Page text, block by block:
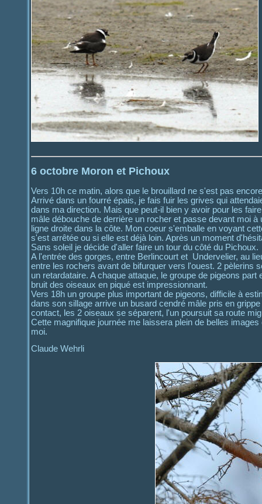
6 octobre Moron et Pichoux
Vers 10h ce matin, alors que le brouillard ne s'est pas
Arrivé dans un fourré épais, je fais fuir les grives qui
dans ma direction. Mais que peut-il bien y avoir pour les
mâle débouche de derrière un rocher et passe devant moi
ligne droite dans la côte. Mon coeur s'emballe en voyant
s'est arrêtée ou si elle est déjà loin. Après un moment
Sans soleil je décide d'aller faire un tour du côté du Pichoux.
A l'entrée des gorges, entre Berlincourt et Undervelier, au
entre les rochers avant de bifurquer vers l'ouest. 2 pèlerins
un retardataire. A chaque attaque, le groupe de pigeons
bruit des oiseaux en piqué est impressionnant.
Vers 18h un groupe plus important de pigeons, difficile à
dans son sillage arrive un busard cendré mâle pris en
contact, les 2 oiseaux se séparent, l'un poursuit sa route
Cette magnifique journée me laissera plein de belles
moi.
Claude Wehrli